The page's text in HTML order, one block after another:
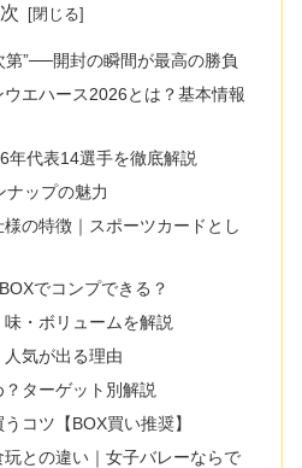
第”──開封の瞬間が最高の勝負
エハース2026とは？基本情報
年代表14選手を徹底解説
ナップの魅力
の特徴｜スポーツカードとし
でコンプできる？
・ボリュームを解説
気が出る理由
ターゲット別解説
コツ【BOX買い推奨】
との違い｜女子バレーならで